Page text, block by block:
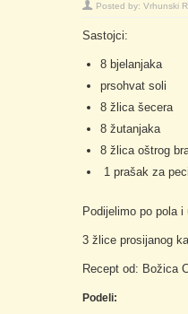
Posted by: Vrhunski
Sastojci:
8 bjelanjaka
prsohvat soli
8 žlica šecera
8 žutanjaka
8 žlica oštrog
1 prašak za
Podijelimo po pola i
3 žlice prosijanog
Recept od: Božica
Podeli: